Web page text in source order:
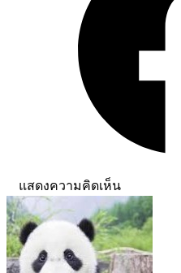
แสดงความคิดเห็น